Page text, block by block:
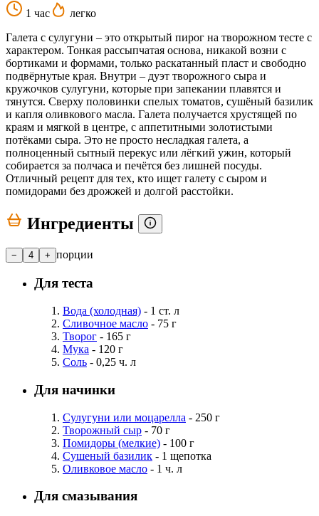
1 час
легко
Галета с сулугуни – это открытый пирог на творожном тесте с
характером. Тонкая рассыпчатая основа, никакой возни с
бортиками и формами, только раскатанный пласт и свободно
подвёрнутые края. Внутри – дуэт творожного сыра и
кружочков сулугуни, которые при запекании плавятся и
тянутся. Сверху половинки спелых томатов, сушёный базилик
и капля оливкового масла. Галета получается хрустящей по
краям и мягкой в центре, с аппетитными золотистыми
потёками сыра. Это не просто несладкая галета, а
полноценный сытный перекус или лёгкий ужин, который
собирается за полчаса и печётся без лишней посуды.
Отличный рецепт для тех, кто ищет галету с сыром и
помидорами без дрожжей и долгой расстойки.
Ингредиенты
− 4 + порции
Для теста
Вода (холодная) - 1 ст. л
Сливочное масло - 75 г
Творог - 165 г
Мука - 120 г
Соль - 0,25 ч. л
Для начинки
Сулугуни или моцарелла - 250 г
Творожный сыр - 70 г
Помидоры (мелкие) - 100 г
Сушеный базилик - 1 щепотка
Оливковое масло - 1 ч. л
Для смазывания